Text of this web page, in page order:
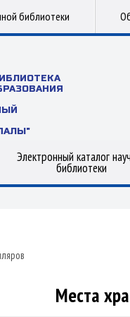
библиотеки
Электронный каталог
библиотеки
Места